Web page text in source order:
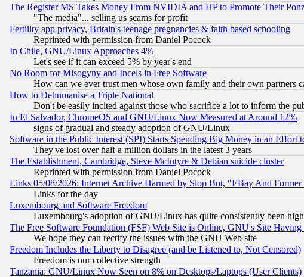
The Register MS Takes Money From NVIDIA and HP to Promote Their
"The media"... selling us scams for profit
Fertility app privacy, Britain's teenage pregnancies & faith based schooling
Reprinted with permission from Daniel Pocock
In Chile, GNU/Linux Approaches 4%
Let's see if it can exceed 5% by year's end
No Room for Misogyny and Incels in Free Software
How can we ever trust men whose own family and their own partners
How to Dehumanise a Triple National
Don't be easily incited against those who sacrifice a lot to inform the
In El Salvador, ChromeOS and GNU/Linux Now Measured at Around 12%
signs of gradual and steady adoption of GNU/Linux
Software in the Public Interest (SPI) Starts Spending Big Money in an Effort
They've lost over half a million dollars in the latest 3 years
The Establishment, Cambridge, Steve McIntyre & Debian suicide cluster
Reprinted with permission from Daniel Pocock
Links 05/08/2026: Internet Archive Harmed by Slop Bot, "EBay And
Links for the day
Luxembourg and Software Freedom
Luxembourg's adoption of GNU/Linux has quite consistently been
The Free Software Foundation (FSF) Web Site is Online, GNU's Site Having
We hope they can rectify the issues with the GNU Web site
Freedom Includes the Liberty to Disagree (and be Listened to, Not Censored)
Freedom is our collective strength
Tanzania: GNU/Linux Now Seen on 8% on Desktops/Laptops (User Clients)